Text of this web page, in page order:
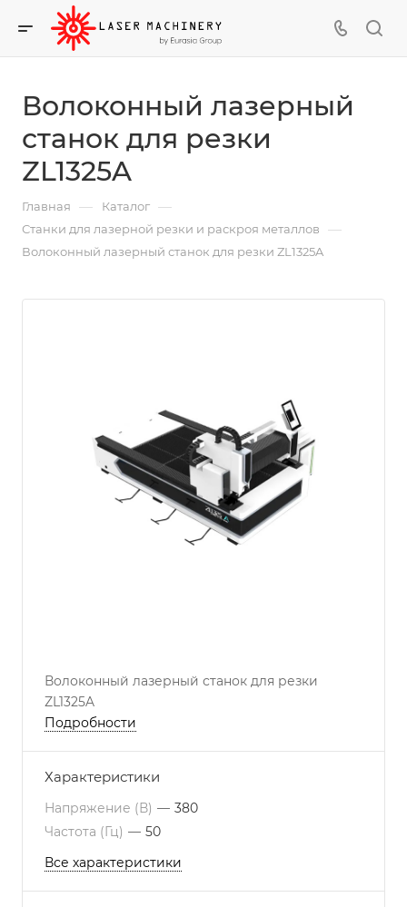
Волоконный лазерный
станок для резки
ZL1325A
Главная — Каталог —
Станки для лазерной резки и раскроя металлов —
Волоконный лазерный станок для резки ZL1325A
Волоконный лазерный станок для резки
ZL1325A
Подробности
Характеристики
Напряжение (В) — 380
Частота (Гц) — 50
Все характеристики